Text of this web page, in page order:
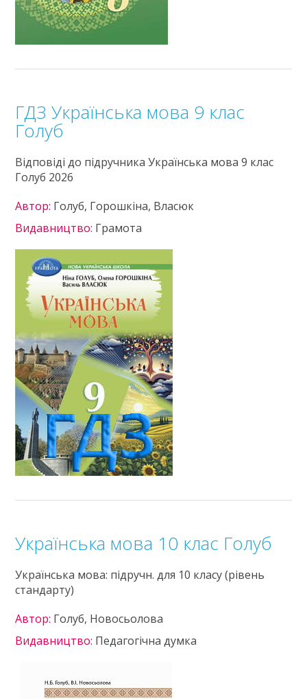
ГДЗ Українська мова 9 клас
Голуб
Відповіді до підручника Українська мова 9 клас
Голуб 2026
Автор: Голуб, Горошкіна, Власюк
Видавництво: Грамота
Українська мова 10 клас Голуб
Українська мова: підручн. для 10 класу (рівень
стандарту)
Автор: Голуб, Новосьолова
Видавництво: Педагогічна думка